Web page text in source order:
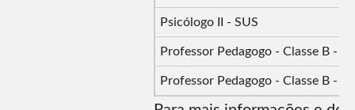
Psicólogo II - SUS
Professor Pedagogo - Classe B -
Professor Pedagogo - Classe B -